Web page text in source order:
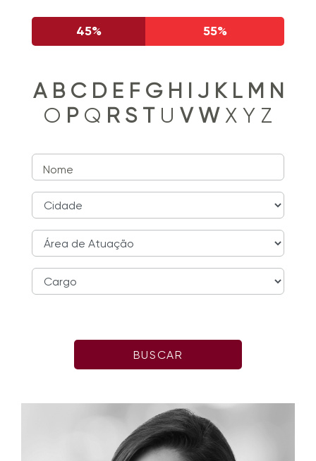
45% 55%
A B C D E F G H I J K L M N
O P Q R S T U V W X Y Z
Nome